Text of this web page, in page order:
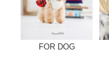
・必ず適正
輪のあたり
状態にな
いて危険で
きつすぎる
・着けた
FOR DOG